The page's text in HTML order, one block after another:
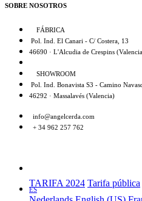
SOBRE NOSOTROS
FÁBRICA
Pol. Ind. El Canari - C/ Costera, 13
46690 · L'Alcudia de Crespins
SHOWROOM
Pol. Ind. Bonavista S3 - Camino
46292 · Massalavés (Valencia)
info@angelcerda.com
+ 34 962 257 762
TARIFA 2024 Tarifa pública
ES